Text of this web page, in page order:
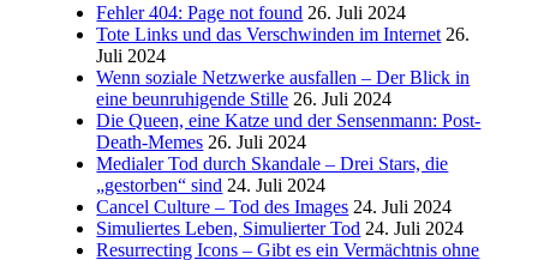
Fehler 404: Page not found 26. Juli 2024
Tote Links und das Verschwinden im Internet 26.
Juli 2024
Wenn soziale Netzwerke ausfallen – Der Blick in
eine beunruhigende Stille 26. Juli 2024
Die Queen, eine Katze und der Sensenmann: Post-
Death-Memes 26. Juli 2024
Medialer Tod durch Skandale – Drei Stars, die
„gestorben“ sind 24. Juli 2024
Cancel Culture – Tod des Images 24. Juli 2024
Simuliertes Leben, Simulierter Tod 24. Juli 2024
Resurrecting Icons – Gibt es ein Vermächtnis ohne